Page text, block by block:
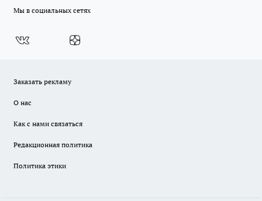
Мы в социальных сетях
Заказать рекламу
О нас
Как с нами связаться
Редакционная политика
Политика этики